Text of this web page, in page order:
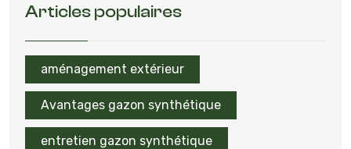
Articles populaires
aménagement extérieur
Avantages gazon synthétique
entretien gazon synthétique